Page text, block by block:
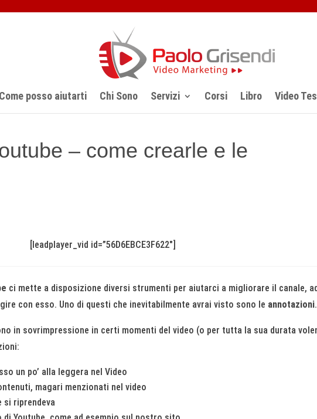
Come posso aiutarti Chi Sono Servizi Corsi Libro Video
– come crearle e le
[leadplayer_vid id=”56D6EBCE3F622″]
ci mette a disposizione diversi strumenti per aiutarci a migliorare il canale,
con esso. Uno di questi che inevitabilmente avrai visto sono le annotazioni.
in sovrimpressione in certi momenti del video (o per tutta la sua durata
un po’ alla leggera nel Video
magari menzionati nel video
riprendeva